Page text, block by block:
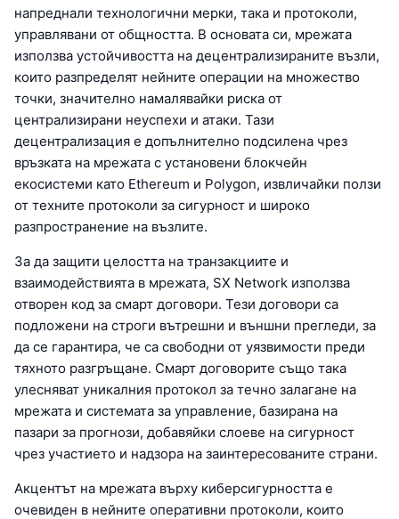
напреднали технологични мерки, така и протоколи,
управлявани от общността. В основата си, мрежата
използва устойчивостта на децентрализираните възли,
които разпределят нейните операции на множество
точки, значително намалявайки риска от
централизирани неуспехи и атаки. Тази
децентрализация е допълнително подсилена чрез
връзката на мрежата с установени блокчейн
екосистеми като Ethereum и Polygon, извличайки ползи
от техните протоколи за сигурност и широко
разпространение на възлите.
За да защити целостта на транзакциите и
взаимодействията в мрежата, SX Network използва
отворен код за смарт договори. Тези договори са
подложени на строги вътрешни и външни прегледи, за
да се гарантира, че са свободни от уязвимости преди
тяхното разгръщане. Смарт договорите също така
улесняват уникалния протокол за течно залагане на
мрежата и системата за управление, базирана на
пазари за прогнози, добавяйки слоеве на сигурност
чрез участието и надзора на заинтересованите страни.
Акцентът на мрежата върху киберсигурността е
очевиден в нейните оперативни протоколи, които